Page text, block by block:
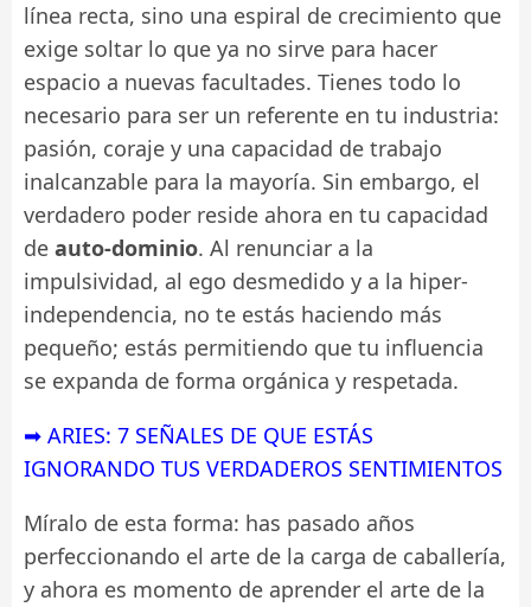
línea recta, sino una espiral de crecimiento que
exige soltar lo que ya no sirve para hacer
espacio a nuevas facultades. Tienes todo lo
necesario para ser un referente en tu industria:
pasión, coraje y una capacidad de trabajo
inalcanzable para la mayoría. Sin embargo, el
verdadero poder reside ahora en tu capacidad
de auto-dominio. Al renunciar a la
impulsividad, al ego desmedido y a la hiper-
independencia, no te estás haciendo más
pequeño; estás permitiendo que tu influencia
se expanda de forma orgánica y respetada.
➡ ARIES: 7 SEÑALES DE QUE ESTÁS
IGNORANDO TUS VERDADEROS SENTIMIENTOS
Míralo de esta forma: has pasado años
perfeccionando el arte de la carga de caballería,
y ahora es momento de aprender el arte de la